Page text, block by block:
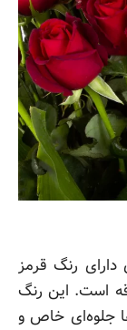
رنگ قرمز
است. این رنگ
جلوه‌ای خاص و